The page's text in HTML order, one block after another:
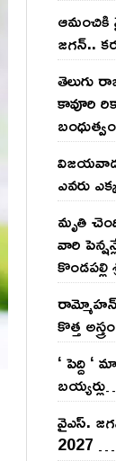
ఆమంచికి
జ‌గ‌న్‌..
తెలుగు
కావూరి
ఎవ‌రు
మృతి
వారి
కొండపల్లి
కొత్త
‘ పెద్ది
వైఎస్‌.
2027